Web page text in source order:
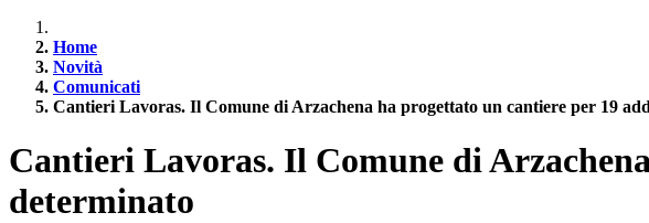
Home
Novità
Comunicati
Cantieri Lavoras. Il Comune di Arzachena ha progettato un cantiere per 19
Cantieri Lavoras. Il Comune di
determinato